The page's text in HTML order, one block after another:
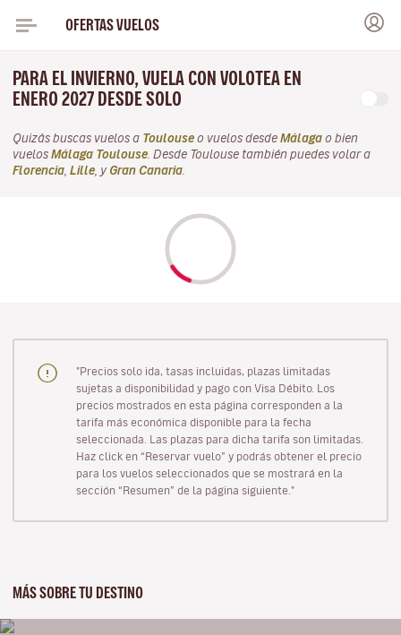
OFERTAS VUELOS
PARA EL INVIERNO, VUELA CON VOLOTEA EN
ENERO 2027 DESDE SOLO
Quizás buscas vuelos a Toulouse o vuelos desde Málaga o bien
vuelos Málaga Toulouse . Desde Toulouse también puedes volar a
Florencia Lille , y Gran Canaria
"Precios solo ida, tasas incluidas, plazas limitadas
sujetas a disponibilidad y pago con Visa Débito. Los
precios mostrados en esta página corresponden a la
tarifa más económica disponible para la fecha
seleccionada. Las plazas para dicha tarifa son limitadas.
Haz click en “Reservar vuelo” y podrás obtener el precio
para los vuelos seleccionados que se mostrará en la
sección “Resumen” de la página siguiente."
MÁS SOBRE TU DESTINO